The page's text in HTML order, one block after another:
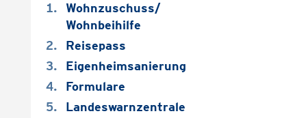
Wohnzuschuss/
Wohnbeihilfe
Reisepass
Eigenheimsanierung
Formulare
Landeswarnzentrale